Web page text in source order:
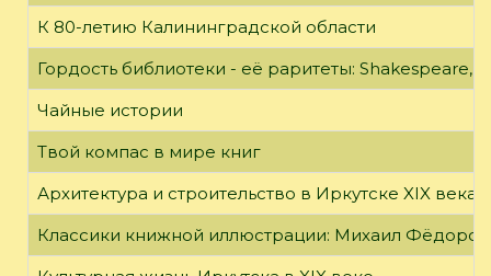
К 80-летию Калининградской области
Гордость библиотеки - её раритеты: Shakespeare,
Чайные истории
Твой компас в мире книг
Архитектура и строительство в Иркутске XIX века
Классики книжной иллюстрации: Михаил Фёдоров